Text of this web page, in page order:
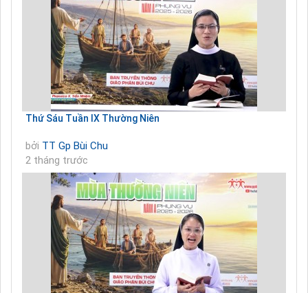
Thứ Sáu Tuần IX Thường Niên
bởi TT Gp Bùi Chu
2 tháng trước